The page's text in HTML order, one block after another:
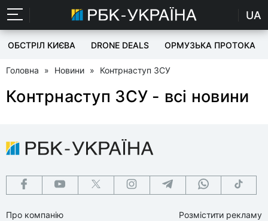
UA
ОБСТРІЛ КИЄВА DRONE DEALS ОРМУЗЬКА ПРОТОКА
Головна » Новини » Контрнаступ ЗСУ
Контрнаступ ЗСУ - всі новини
Про компанію
Розмістити рекламу